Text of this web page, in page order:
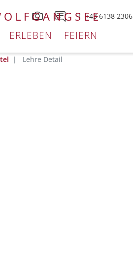
T +43 6138 2306
ERLEBEN FEIERN
Lehre Detail